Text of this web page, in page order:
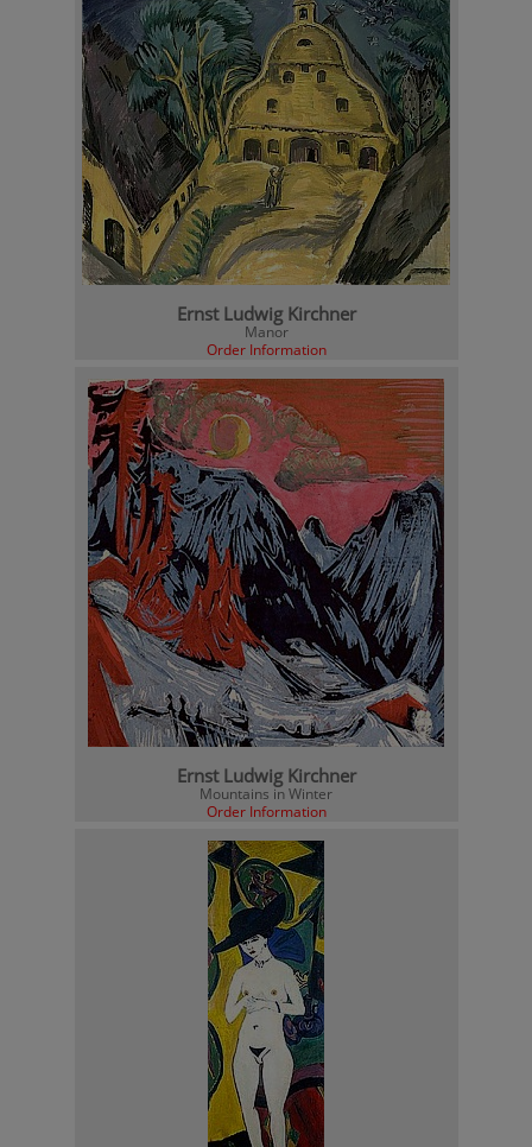
Ernst Ludwig Kirchner
Manor
Order Information
Ernst Ludwig Kirchner
Mountains in Winter
Order Information